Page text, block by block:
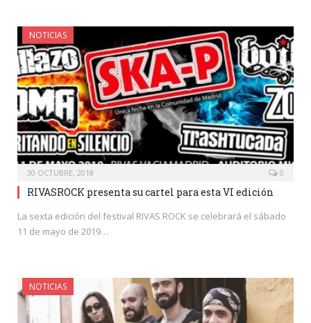
NOTICIAS
30 OCTUBRE, 2018 0
RIVASROCK presenta su cartel para esta VI edición
La sexta edición del festival RIVAS ROCK se celebrará el sábado
11 de mayo de 2019…
NOTICIAS